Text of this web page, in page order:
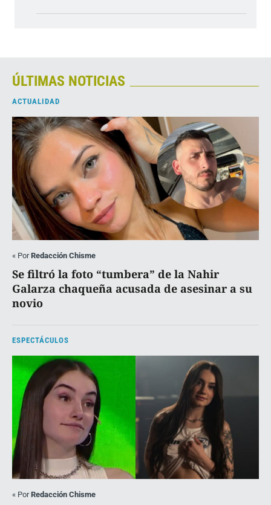
ÚLTIMAS NOTICIAS
ACTUALIDAD
« PorRedacción Chisme
Se filtró la foto “tumbera” de la Nahir
Galarza chaqueña acusada de asesinar a su
novio
ESPECTÁCULOS
« PorRedacción Chisme